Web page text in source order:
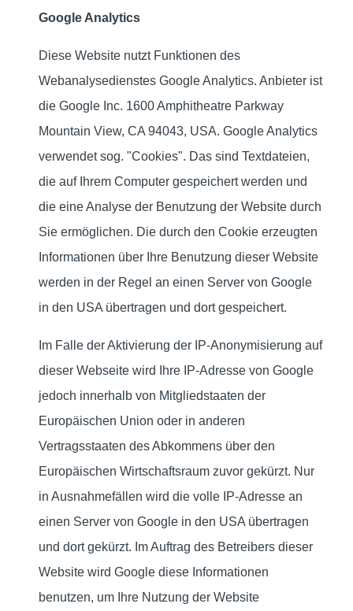
Google Analytics
Diese Website nutzt Funktionen des
Webanalysedienstes Google Analytics. Anbieter ist
die Google Inc. 1600 Amphitheatre Parkway
Mountain View, CA 94043, USA. Google Analytics
verwendet sog. "Cookies". Das sind Textdateien,
die auf Ihrem Computer gespeichert werden und
die eine Analyse der Benutzung der Website durch
Sie ermöglichen. Die durch den Cookie erzeugten
Informationen über Ihre Benutzung dieser Website
werden in der Regel an einen Server von Google
in den USA übertragen und dort gespeichert.
Im Falle der Aktivierung der IP-Anonymisierung auf
dieser Webseite wird Ihre IP-Adresse von Google
jedoch innerhalb von Mitgliedstaaten der
Europäischen Union oder in anderen
Vertragsstaaten des Abkommens über den
Europäischen Wirtschaftsraum zuvor gekürzt. Nur
in Ausnahmefällen wird die volle IP-Adresse an
einen Server von Google in den USA übertragen
und dort gekürzt. Im Auftrag des Betreibers dieser
Website wird Google diese Informationen
benutzen, um Ihre Nutzung der Website